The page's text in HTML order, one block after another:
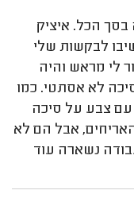
הכל. איציק
לבקשות שלי
לי מראש והיה
לא אסתטי. כמו
עם צבע על סיכה
אבל הם לא
נשארה עוד